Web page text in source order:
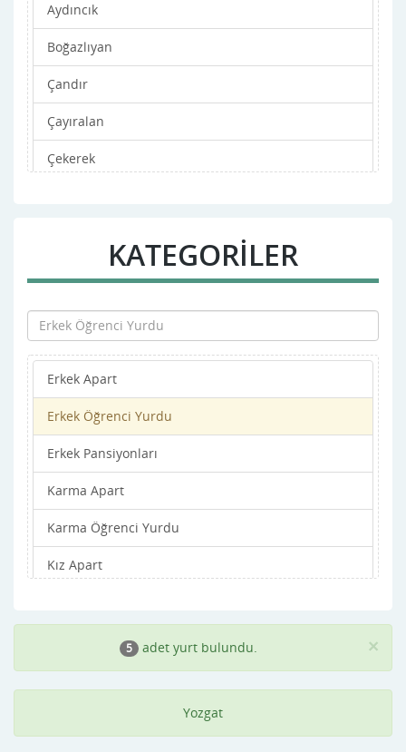
Aydıncık
Boğazlıyan
Çandır
Çayıralan
Çekerek
Sarıkaya
Şefaatli
Sorgun
Yenifakılı
Yerköy
KATEGORİLER
Erkek Apart
Erkek Öğrenci Yurdu
Erkek Pansiyonları
Karma Apart
Karma Öğrenci Yurdu
Kız Apart
Kız Pansiyonları ×
5 adet yurt bulundu.
Yozgat